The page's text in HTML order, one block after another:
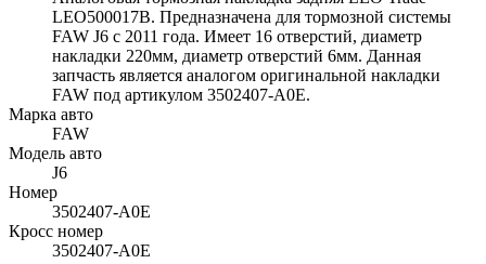
LEO500017B. Предназначена для тормозной системы
FAW J6 с 2011 года. Имеет 16 отверстий, диаметр
накладки 220мм, диаметр отверстий 6мм. Данная
запчасть является аналогом оригинальной накладки
FAW под артикулом 3502407-A0E.
Марка авто
FAW
Модель авто
J6
Номер
3502407-A0E
Кросс номер
3502407-A0E